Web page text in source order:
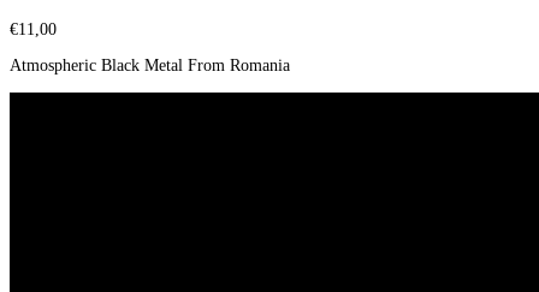
€11,00
Atmospheric Black Metal From Romania